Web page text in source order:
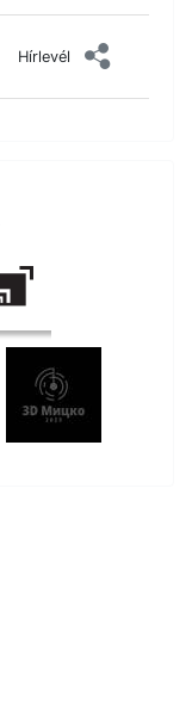
Hírlevél